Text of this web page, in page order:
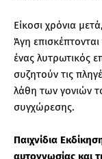
Είκοσι χρόνια
Άγη
ένας λυτρωτικός
συζητούν τις
λάθη των γονιών
συγχώρεσης.
Παιχνίδια
αυτογνωσίας και